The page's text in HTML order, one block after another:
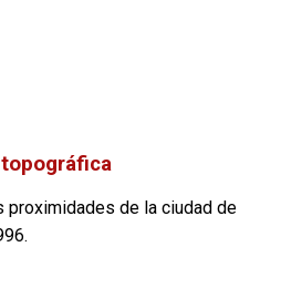
proximidades de la ciudad de